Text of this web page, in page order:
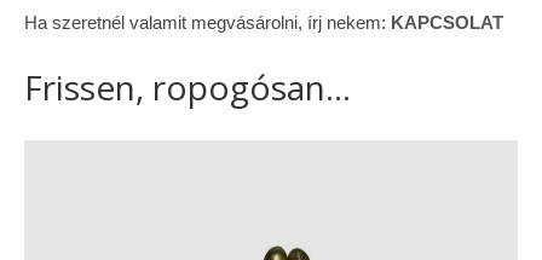
Ha szeretnél valamit megvásárolni, írj nekem: KAPCSOLAT
Frissen, ropogósan...